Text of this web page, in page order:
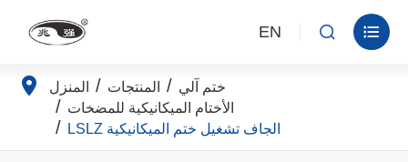
EN  
المنزل المنتجات
ختم آلي
الأختام الميكانيكية للمضخات
LSLZ الجاف تشغيل ختم الميكانيكية